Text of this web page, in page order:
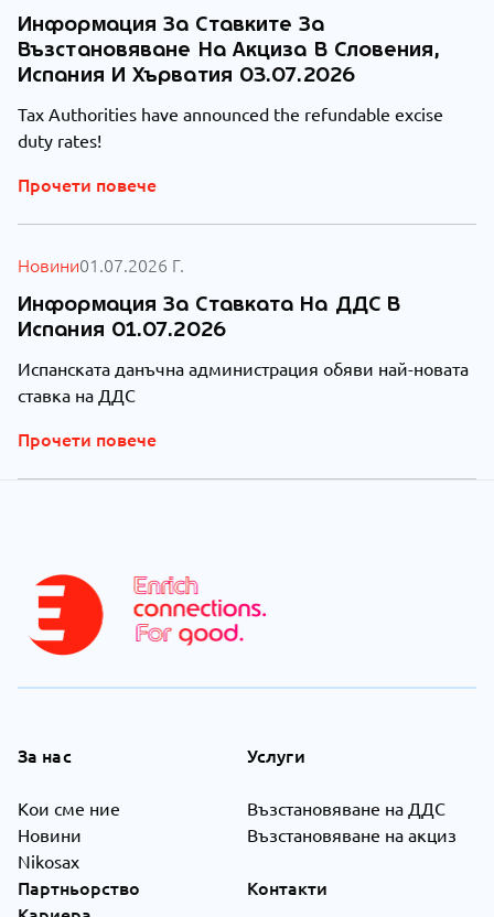
Информация За Ставките За
Възстановяване На Акциза В Словения,
Испания И Хърватия 03.07.2026
Tax Authorities have announced the refundable excise
duty rates!
Прочети повече
Новини01.07.2026 Г.
Информация За Ставката На ДДС В
Испания 01.07.2026
Испанската данъчна администрация обяви най-новата
ставка на ДДС
Прочети повече
За нас
Кои сме ние
Новини
Nikosax
Услуги
Възстановяване на ДДС
Възстановяване на акциз
Партньорство
Контакти